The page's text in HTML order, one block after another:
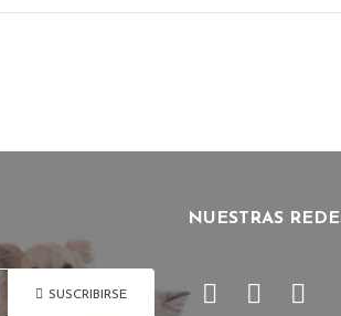
SUSCRIBIRSE
NUESTRAS